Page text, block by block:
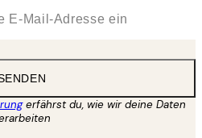
erfährst du, wie wir deine Daten